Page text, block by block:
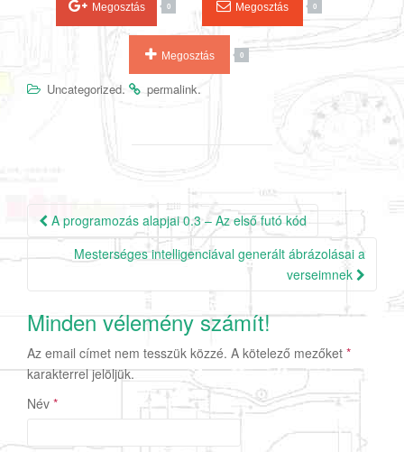
Megosztás 0 Megosztás 0
Megosztás 0
Uncategorized. permalink.
Bejegyzés navigáció
A programozás alapjai 0.3 – Az első futó kód
Mesterséges intelligenciával generált ábrázolásai a
verseimnek
Minden vélemény számít!
Az email címet nem tesszük közzé. A kötelező mezőket *
karakterrel jelöljük.
Név *